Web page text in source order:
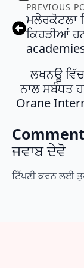
PREVIOUS
ਮਲੇਰਕੋਟਲਾ
ਕਿਹੜੀਆਂ
ਲਖਨਊ
ਨਾਲ ਸਬੰਧਤ
Orane
ਜਵਾਬ ਦੇਵੋ
ਟਿੱਪਣੀ ਕਰਨ ਲਈ